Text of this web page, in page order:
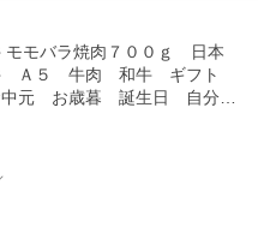
モモバラ焼肉７００ｇ 日本
Ａ５ 牛肉 和牛 ギフト
元 お歳暮 誕生日 自分に